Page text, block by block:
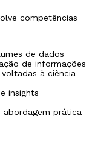
competências
de dados
de informações
à ciência
insights
prática